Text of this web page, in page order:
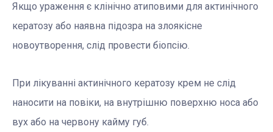
Якщо ураження є клінічно атиповими для актинічного
кератозу або наявна підозра на злоякісне
новоутворення, слід провести біопсію.
При лікуванні актинічного кератозу крем не слід
наносити на повіки, на внутрішню поверхню носа або
вух або на червону кайму губ.